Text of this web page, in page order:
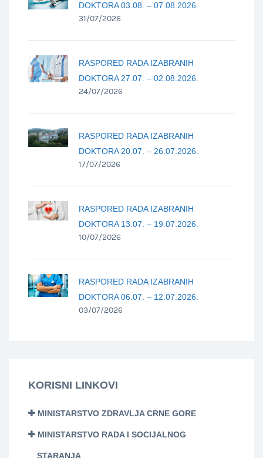
DOKTORA 03.08. – 07.08.2026.
31/07/2026
RASPORED RADA IZABRANIH
DOKTORA 27.07. – 02.08.2026.
24/07/2026
RASPORED RADA IZABRANIH
DOKTORA 20.07. – 26.07.2026.
17/07/2026
RASPORED RADA IZABRANIH
DOKTORA 13.07. – 19.07.2026.
10/07/2026
RASPORED RADA IZABRANIH
DOKTORA 06.07. – 12.07.2026.
03/07/2026
KORISNI LINKOVI
MINISTARSTVO ZDRAVLJA CRNE GORE
MINISTARSTVO RADA I SOCIJALNOG
STARANJA